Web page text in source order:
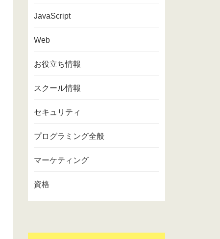
JavaScript
Web
お役立ち情報
スクール情報
セキュリティ
プログラミング全般
マーケティング
資格